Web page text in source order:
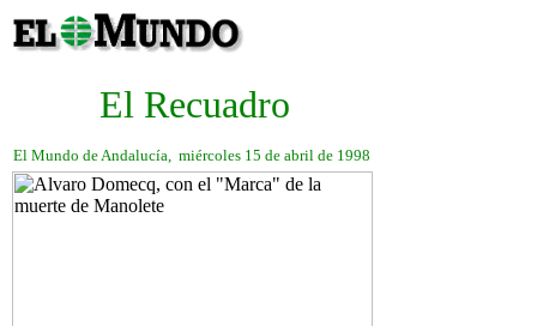
El Recuadro
El Mundo de Andalucía, miércoles 15 de abril de 1998